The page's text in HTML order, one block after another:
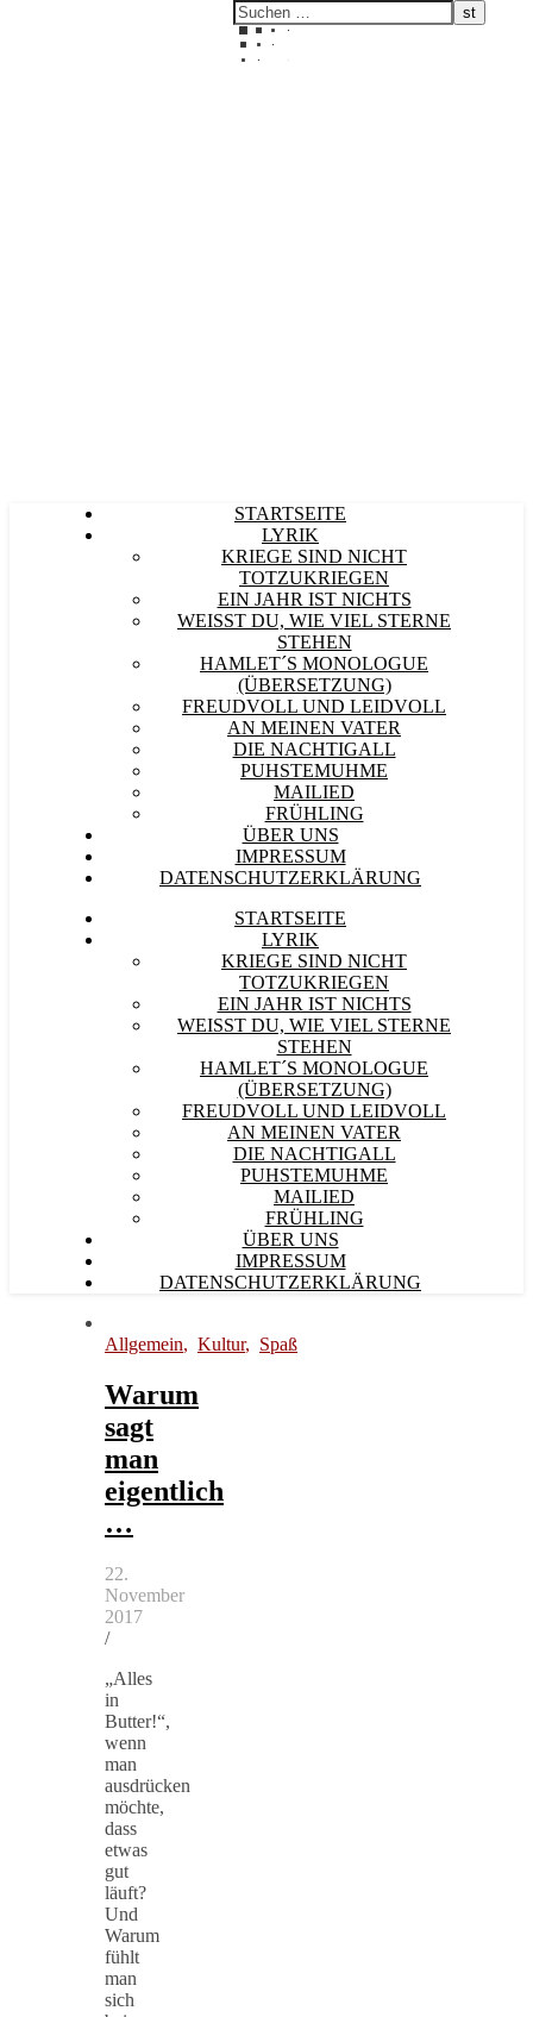
STARTSEITE
LYRIK
KRIEGE SIND NICHT
TOTZUKRIEGEN
EIN JAHR IST NICHTS
WEISST DU, WIE VIEL STERNE S
TEHEN
HAMLET´S MONOLOGUE
(ÜBERSETZUNG)
FREUDVOLL UND LEIDVOLL
AN MEINEN VATER
DIE NACHTIGALL
PUHSTEMUHME
MAILIED
FRÜHLING
ÜBER UNS
IMPRESSUM
DATENSCHUTZERKLÄRUNG
STARTSEITE
LYRIK
KRIEGE SIND NICHT
TOTZUKRIEGEN
EIN JAHR IST NICHTS
WEISST DU, WIE VIEL STERNE S
TEHEN
HAMLET´S MONOLOGUE
(ÜBERSETZUNG)
FREUDVOLL UND LEIDVOLL
AN MEINEN VATER
DIE NACHTIGALL
PUHSTEMUHME
MAILIED
FRÜHLING
ÜBER UNS
IMPRESSUM
DATENSCHUTZERKLÄRUNG
Allgemein, Kultur, Spaß
Warum
sagt
man
eigentlich
…
22.
November
2017
/
„Alles
in
Butter!“,
wenn
man
ausdrücken
möchte,
dass
etwas
gut
läuft?
Und
Warum
fühlt
man
sich